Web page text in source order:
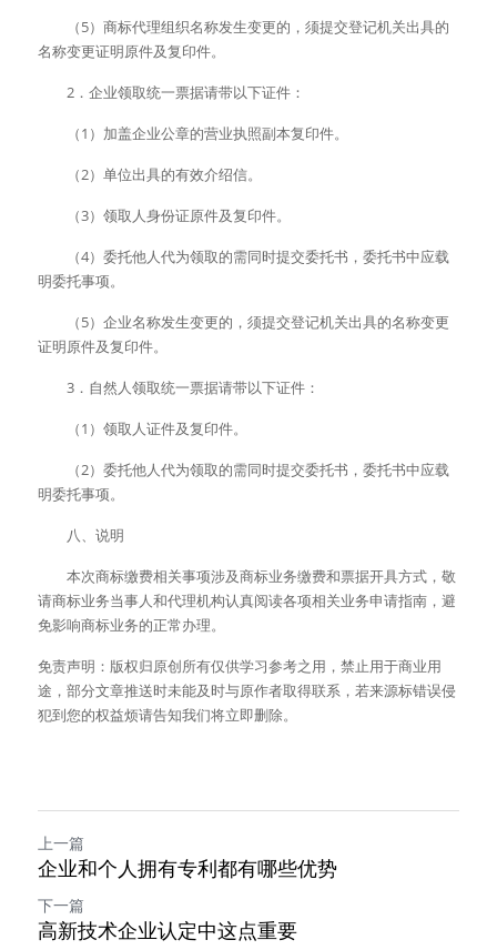
（5）商标代理组织名称发生变更的，须提交登记机关出具的
名称变更证明原件及复印件。
2．企业领取统一票据请带以下证件：
（1）加盖企业公章的营业执照副本复印件。
（2）单位出具的有效介绍信。
（3）领取人身份证原件及复印件。
（4）委托他人代为领取的需同时提交委托书，委托书中应载
明委托事项。
（5）企业名称发生变更的，须提交登记机关出具的名称变更
证明原件及复印件。
3．自然人领取统一票据请带以下证件：
（1）领取人证件及复印件。
（2）委托他人代为领取的需同时提交委托书，委托书中应载
明委托事项。
八、说明
本次商标缴费相关事项涉及商标业务缴费和票据开具方式，敬
请商标业务当事人和代理机构认真阅读各项相关业务申请指南，避
免影响商标业务的正常办理。
免责声明：版权归原创所有仅供学习参考之用，禁止用于商业用
途，部分文章推送时未能及时与原作者取得联系，若来源标错误侵
犯到您的权益烦请告知我们将立即删除。
上一篇
企业和个人拥有专利都有哪些优势
下一篇
高新技术企业认定中这点重要